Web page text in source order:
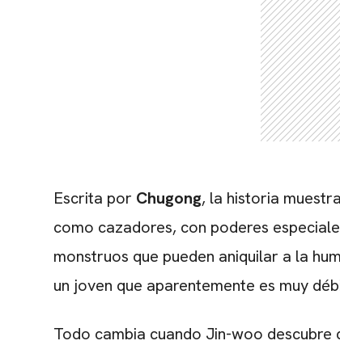
Escrita por Chugong, la historia
como cazadores, con poderes
monstruos que pueden aniquilar a la
un joven que aparentemente es muy
Todo cambia cuando Jin-woo descubre